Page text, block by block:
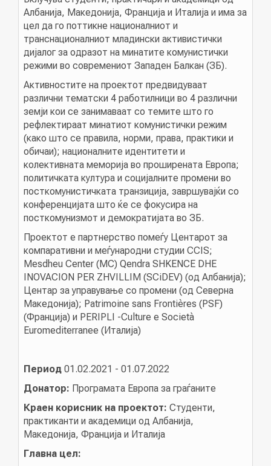
УСЛУГИ
КАТАЛОГ НА УСЛУГИ
ПОВИЦИ
АКТУЕЛНИ ПОВИЦИ
АРХИВА
ИНИЦИЈАТИВИ
ПОСТАПКА
ПОДНЕСИ ИНИЦИЈАТИВА
ПОДДРЖИ ИНИЦИЈАТИВА
ВИДЕО
КОНТАКТ
Албанија, Македонија, Франција и Италија и има за
цел да го поттикне националниот и
транснационалниот младински активистички
дијалог за одразот на минатите комунистички
режими во современиот Западен Балкан (ЗБ).
Активностите на проектот предвидуваат
различни тематски 4 работилници во 4 различни
земји кои се занимаваат со темите што го
рефлектираат минатиот комунистички режим
(како што се правила, норми, права, практики и
обичаи); националните идентитети и
колективната меморија во проширената Европа;
политичката култура и социјалните промени во
посткомунистичката транзиција, завршувајќи со
конференцијата што ќе се фокусира на
посткомунизмот и демократијата во ЗБ.
Проектот е партнерство помеѓу Центарот за
компаративни и меѓународни студии CCIS;
Mesdheu Center (MC) Qendra SHKENCE DHE
INOVACION PER ZHVILLIM (SCiDEV) (од Албанија);
Центар за управување со промени (од Северна
Македонија); Patrimoine sans Frontières (PSF)
(Франција) и PERIPLI -Culture e Società
Euromediterranee (Италија)
Период01.02.2021 - 01.07.2022
Донатор: Програмата Европа за граѓаните
Краен корисник на проектот: Студенти,
практиканти и академици од Албанија,
Македонија, Франција и Италија
Главна цел: